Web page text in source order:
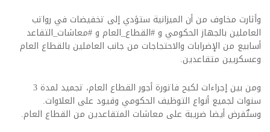
وأثارت مخاوف من أن الميزانية ستؤدي إلى تخفيضات في رواتب
العاملين بالجهاز الحكومي و #القطاع_العام و #معاشات_التقاعد
أسابيع من الإضرابات والاحتجاجات من جانب العاملين بالقطاع العام
وعسكريين متقاعدين.
ومن بين إجراءات لكبح فاتورة أجور القطاع العام، تجميد لمدة 3
سنوات لجميع أنواع التوظيف الحكومي وقيود على العلاوات.
وستٌفرض أيضا ضريبة على معاشات المتقاعدين من القطاع العام.